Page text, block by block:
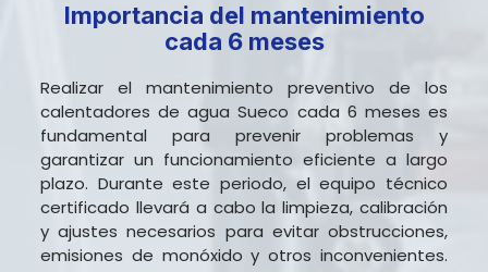
Importancia del mantenimiento
cada 6 meses
Realizar el mantenimiento preventivo de los
calentadores de agua Sueco cada 6 meses es
fundamental para prevenir problemas y
garantizar un funcionamiento eficiente a largo
plazo. Durante este periodo, el equipo técnico
certificado llevará a cabo la limpieza, calibración
y ajustes necesarios para evitar obstrucciones,
emisiones de monóxido y otros inconvenientes.